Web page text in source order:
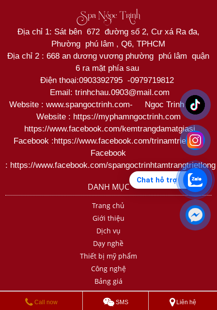
Spa Ngọc Trinh
Địa chỉ 1: Sát bên 672 đường số 2, Cư xá Ra đa,
Phường phú lâm , Q6, TPHCM
Địa chỉ 2 : 668 an dương vương phường phú lâm quận
6 ra mặt phía sau
Điện thoại:0903392795 -0979719812
Email: trinhchau.0903@mail.com
Website : www.spangoctrinh.com- Ngoc Trinh Spa ,
Website : https://myphamngoctrinh.com
https://www.facebook.com/kemtrangdamatgiasi
Facebook :https://www.facebook.com/trinamtrietlong
Facebook
: https://www.facebook.com/spangoctrinhtamtrangtrietlong
DANH MỤC
Trang chủ
Giới thiệu
Dịch vụ
Dạy nghề
Thiết bị mỹ phẩm
Công nghệ
Bảng giá
Liên hệ
Call now SMS Liên hệ
Chat hỗ trợ